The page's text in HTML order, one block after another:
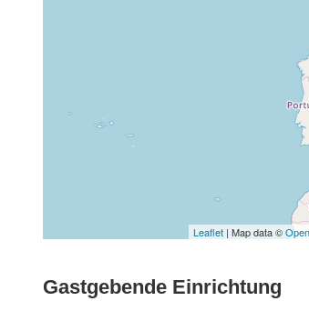
Leaflet | Map data ©
Gastgebende Einrichtung